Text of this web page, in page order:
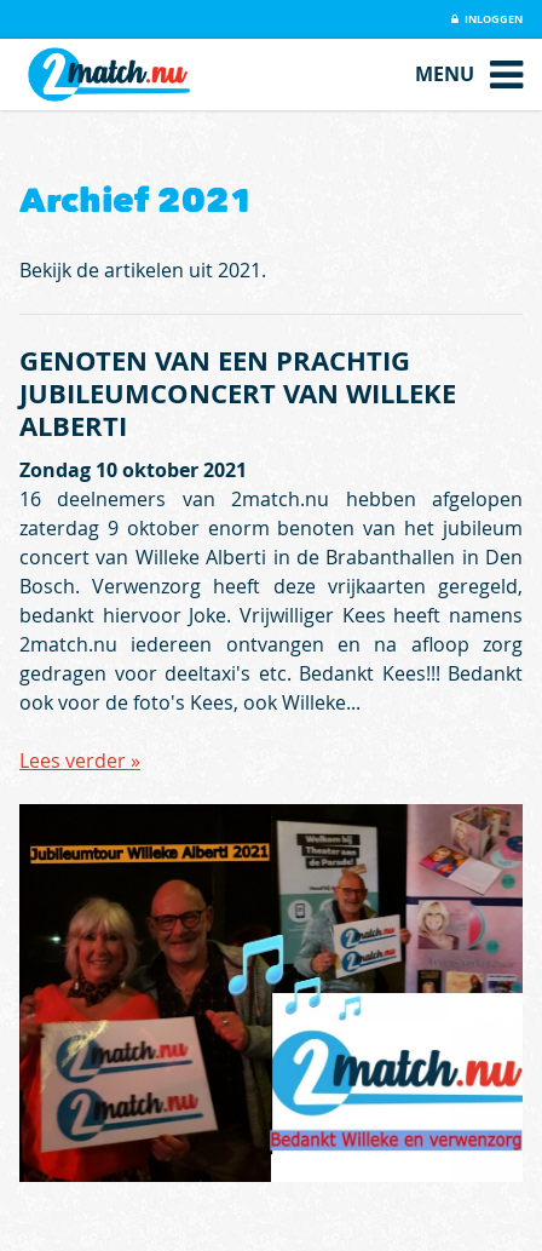
INLOGGEN
MENU
Archief 2021
Bekijk de artikelen uit 2021.
GENOTEN VAN EEN PRACHTIG
JUBILEUMCONCERT VAN WILLEKE
ALBERTI
Zondag 10 oktober 2021
16 deelnemers van 2match.nu hebben afgelopen
zaterdag 9 oktober enorm benoten van het jubileum
concert van Willeke Alberti in de Brabanthallen in Den
Bosch. Verwenzorg heeft deze vrijkaarten geregeld,
bedankt hiervoor Joke. Vrijwilliger Kees heeft namens
2match.nu iedereen ontvangen en na afloop zorg
gedragen voor deeltaxi's etc. Bedankt Kees!!! Bedankt
ook voor de foto's Kees, ook Willeke...
Lees verder »